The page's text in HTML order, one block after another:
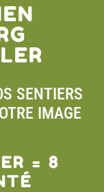
SENTIERS
IMAGE
= 8